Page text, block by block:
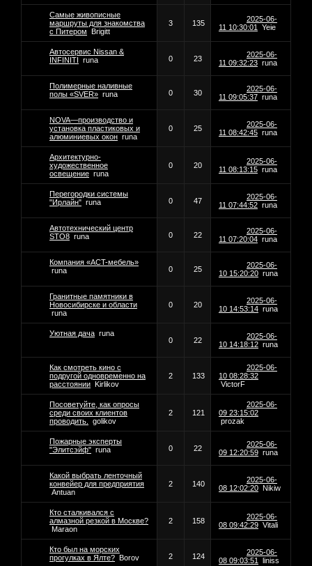
Самые живописные
маршруты для знакомства
с Питером Brigitt
3 135
2025-06-
11 10:30:01
Yeie
Автосервис Nissan &
INFINITI runa 0 23
2025-06-
11 09:32:23 runa
Полимерные наливные
полы «SVER» runa 0 30
2025-06-
11 09:05:37 runa
NOVA—производство и
установка пластиковых и
алюминиевых окон runa
0 25
2025-06-
11 08:42:45 runa
Архитектурно-
художественное
освещение runa
0 20
2025-06-
11 08:13:15 runa
Перегородки системы
"Ирлайн" runa 0 47
2025-06-
11 07:44:52 runa
Автотехнический центр
STO8 runa 0 22
2025-06-
11 07:20:04 runa
Компaния «AСT-мeбeль»
runa
0 25
2025-06-
10 15:20:20 runa
Гранитные памятники в
Новосибирске и области
runa
0 20
2025-06-
10 14:53:14 runa
Уютная дача runa
0
22
2025-06-
10 14:18:12 runa
Как смотреть кино с
подругой одновременно на
расстоянии Kirlikov
2 133
2025-06-
10 08:28:32
VictorF
Посоветуйте, как опросы
среди своих клиентов
проводить.
golikov
2 121
2025-06-
09 23:15:02
prozak
Пожарные эксперты
"Элитсэйф" runa 0 22
2025-06-
09 12:20:59 runa
Какой выбрать ленточный
конвейер для предприятия
Antuan
2 140
2025-06-
08 12:02:20 Nikiw
Кто сталкивался с
алмазной резкой в Москве?
Maraon
2 158
2025-06-
08 09:42:29 Vitali
Кто был на морских
прогулках в Ялте? Borov 2 124
2025-06-
08 09:03:51
liniss